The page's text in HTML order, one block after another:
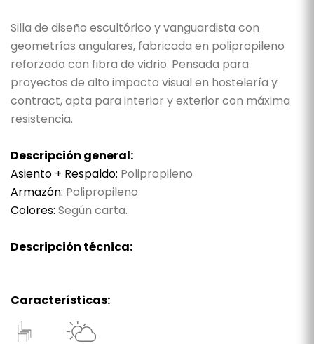
Silla de diseño escultórico y vanguardista con
geometrías angulares, fabricada en polipropileno
reforzado con fibra de vidrio. Pensada para
proyectos de alto impacto visual en hostelería y
contract, apta para interior y exterior con máxima
resistencia.
Descripción general:
Asiento + Respaldo: Polipropileno
Armazón: Polipropileno
Colores: Según carta.
Descripción técnica:
Características: